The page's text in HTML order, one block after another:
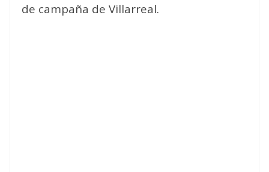
de campaña de Villarreal.